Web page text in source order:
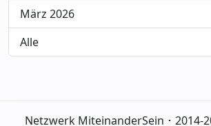
März 2026
Alle
Netzwerk MiteinanderSein ･ 2014-